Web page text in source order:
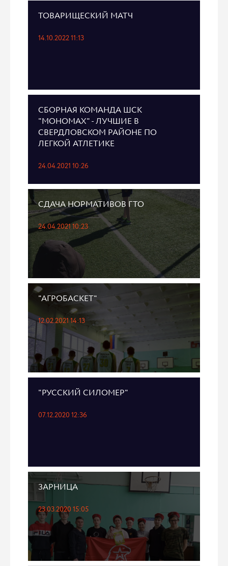
ТОВАРИЩЕСКИЙ МАТЧ
14.10.2022 11:13
СБОРНАЯ КОМАНДА ШСК
"МОНОМАХ" - ЛУЧШИЕ В
СВЕРДЛОВСКОМ РАЙОНЕ ПО
ЛЕГКОЙ АТЛЕТИКЕ
24.04.2021 10:26
СДАЧА НОРМАТИВОВ ГТО
24.04.2021 10:23
"АГРОБАСКЕТ"
12.02.2021 14:13
"РУССКИЙ СИЛОМЕР"
07.12.2020 12:36
ЗАРНИЦА
23.03.2020 15:05